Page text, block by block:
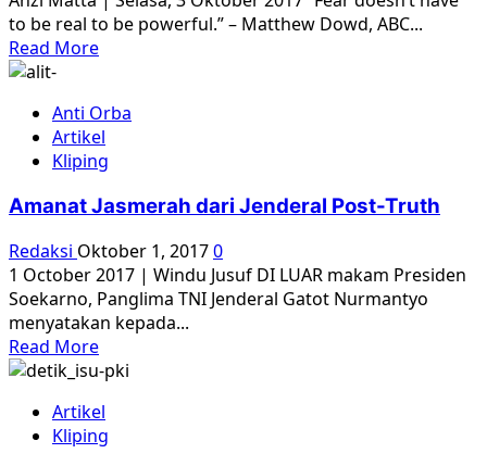
to be real to be powerful.” – Matthew Dowd, ABC...
Read MoreRead
Red
Scare:
Sejarah
Hantu
Anti Orba
Artikel
Kliping
Amanat Jasmerah dari Jenderal Post-Truth
Redaksi Oktober 1, 20170
1 October 2017 | Windu Jusuf DI LUAR makam Presiden
Soekarno, Panglima TNI Jenderal Gatot Nurmantyo
menyatakan kepada...
Read MoreRead
more
Amanat
Jasmerah
Artikel
Kliping